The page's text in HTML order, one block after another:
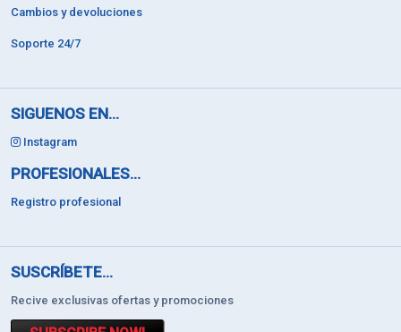
Cambios y devoluciones
Soporte 24/7
SIGUENOS EN...
Instagram
PROFESIONALES...
Registro profesional
SUSCRÍBETE...
Recive exclusivas ofertas y promociones